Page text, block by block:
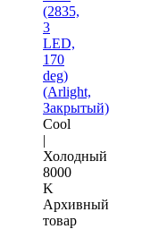
(2835,
3
LED,
170
deg)
(Arlight,
Закрытый)
Cool
|
Холодный
8000
K
Архивный
товар